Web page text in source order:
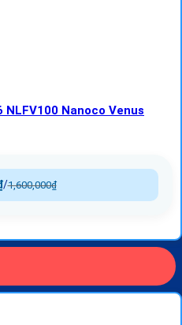
Nanoco Venus
1,600,000₫
/